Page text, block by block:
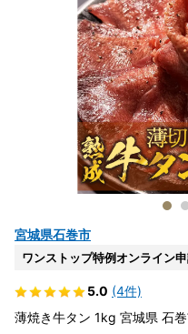
宮城県石巻市
ワンストップ特例オンライン
5.0 (4件)
薄焼き牛タン 1kg 宮城県 石